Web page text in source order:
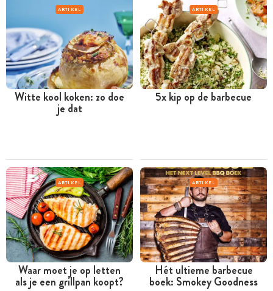
ARTIKEL
Witte kool koken: zo doe
je dat
ARTIKEL
5x kip op de barbecue
ARTIKEL
Waar moet je op letten
als je een grillpan koopt?
ARTIKEL
Hét ultieme barbecue
boek: Smokey Goodness